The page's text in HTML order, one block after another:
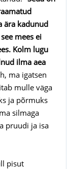
ära kadunud
mees ei
Kolm lugu
ilma aea
ma igatsen
mulle väga
ja põrmuks
silmaga
pruudi ja isa
pisut